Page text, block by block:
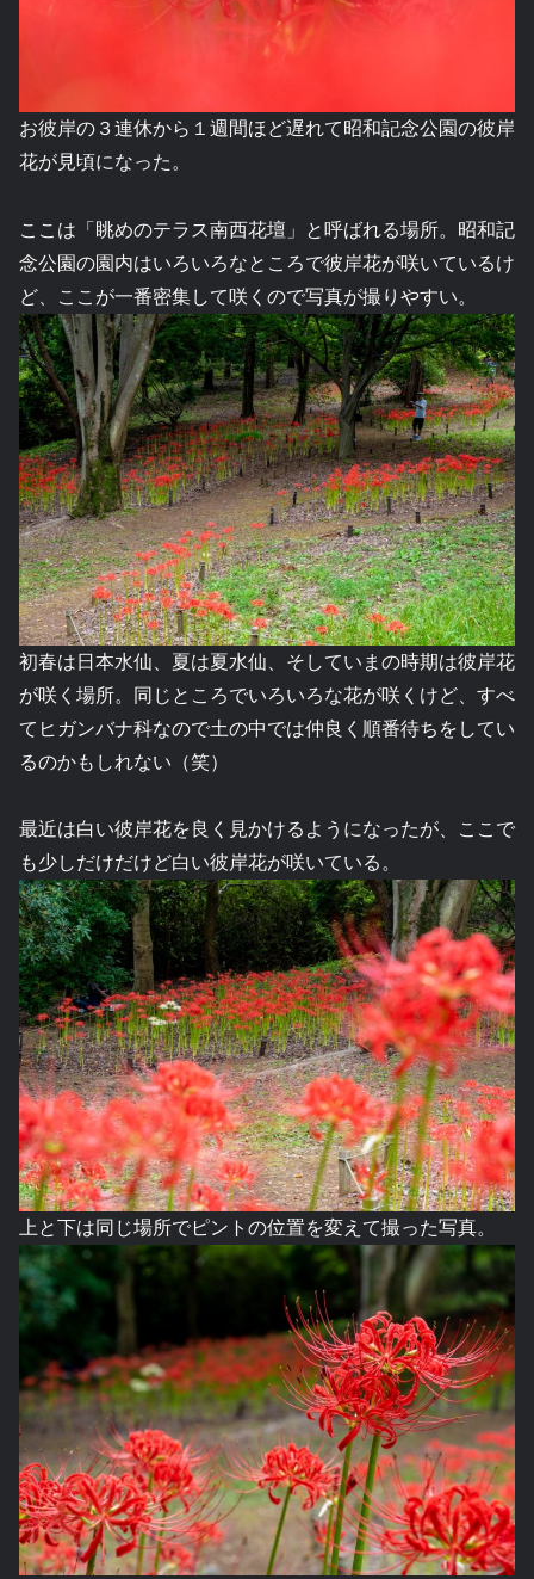
お彼岸の３連休から１週間ほど遅れて昭和記念公園の彼岸
花が見頃になった。
ここは「眺めのテラス南西花壇」と呼ばれる場所。昭和記
念公園の園内はいろいろなところで彼岸花が咲いているけ
ど、ここが一番密集して咲くので写真が撮りやすい。
初春は日本水仙、夏は夏水仙、そしていまの時期は彼岸花
が咲く場所。同じところでいろいろな花が咲くけど、すべ
てヒガンバナ科なので土の中では仲良く順番待ちをしてい
るのかもしれない（笑）
最近は白い彼岸花を良く見かけるようになったが、ここで
も少しだけだけど白い彼岸花が咲いている。
上と下は同じ場所でピントの位置を変えて撮った写真。